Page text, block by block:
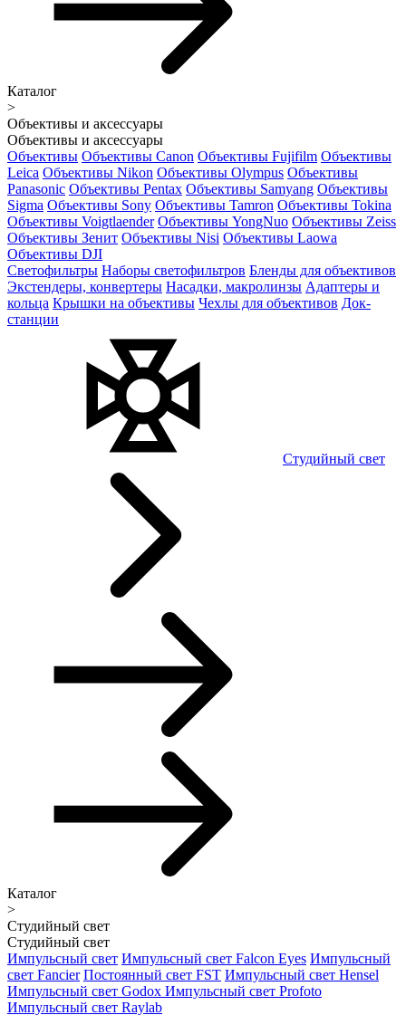
Каталог
>
Объективы и аксессуары
Объективы и аксессуары
Объективы Объективы Canon Объективы Fujifilm Объективы
Leica Объективы Nikon Объективы Olympus Объективы
Panasonic Объективы Pentax Объективы Samyang Объективы
Sigma Объективы Sony Объективы Tamron Объективы Tokina
Объективы Voigtlaender Объективы YongNuo Объективы Zeiss
Объективы Зенит Объективы Nisi Объективы Laowa
Объективы DJI
Светофильтры Наборы светофильтров Бленды для объективов
Экстендеры, конвертеры Насадки, макролинзы Адаптеры и
кольца Крышки на объективы Чехлы для объективов Док-
станции
Студийный свет
Каталог
>
Студийный свет
Студийный свет
Импульсный свет Импульсный свет Falcon Eyes Импульсный
свет Fancier Постоянный свет FST Импульсный свет Hensel
Импульсный свет Godox Импульсный свет Profoto
Импульсный свет Raylab